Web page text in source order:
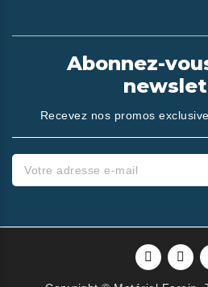
Abonnez-
Recevez nos promos